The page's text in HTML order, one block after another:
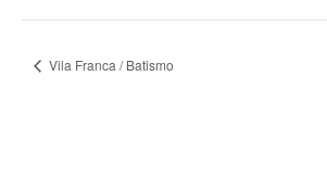
Vila Franca / Batismo